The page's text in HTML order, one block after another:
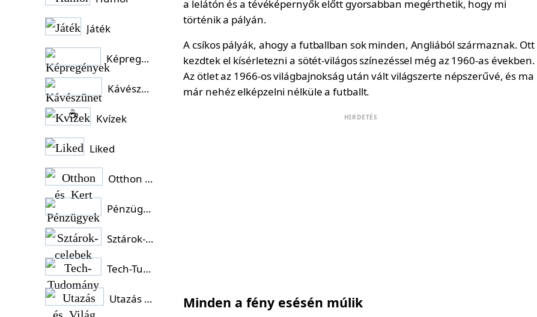
a lelátón és a tévéképernyők előtt gyorsabban megérthetik, hogy mi
történik a pályán.
A csíkos pályák, ahogy a futballban sok minden, Angliából származnak. Ott
kezdtek el kísérletezni a sötét-világos színezéssel még az 1960-as években.
Az ötlet az 1966-os világbajnokság után vált világszerte népszerűvé, és ma
már nehéz elképzelni nélküle a futballt.
HIRDETÉS
Minden a fény esésén múlik
Játék
Képregények
Kávészünet ☕
Kvízek
Liked
Otthon és Kert
Pénzügyek
Sztárok-celebek
Tech-Tudomány
Utazás és Világ